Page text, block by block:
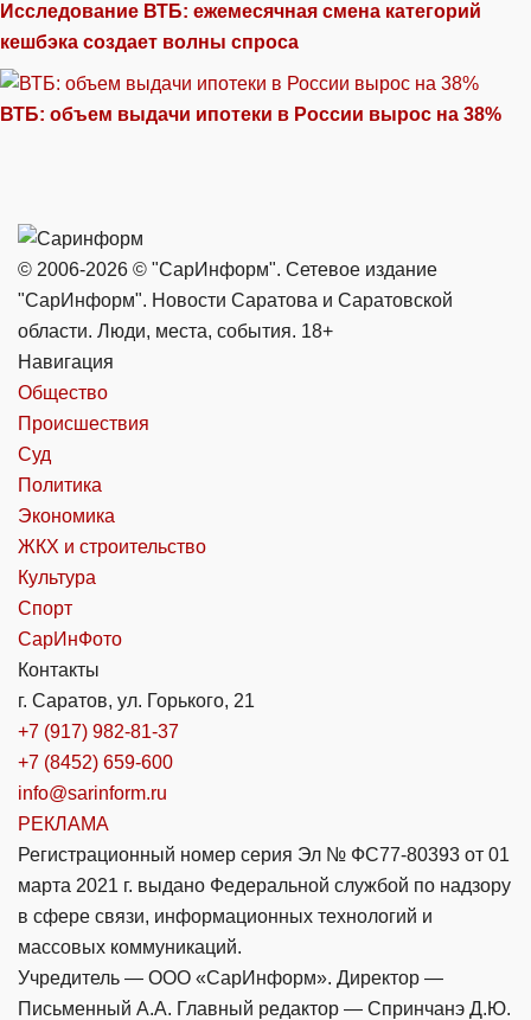
Исследование ВТБ: ежемесячная смена категорий
кешбэка создает волны спроса
ВТБ: объем выдачи ипотеки в России вырос на 38%
© 2006-2026 © "СарИнформ". Сетевое издание
"СарИнформ". Новости Саратова и Саратовской
области. Люди, места, события. 18+
Навигация
Общество
Происшествия
Суд
Политика
Экономика
ЖКХ и строительство
Культура
Спорт
СарИнФото
Контакты
г. Саратов, ул. Горького, 21
+7 (917) 982-81-37
+7 (8452) 659-600
info@sarinform.ru
РЕКЛАМА
Регистрационный номер серия Эл № ФС77-80393 от 01
марта 2021 г. выдано Федеральной службой по надзору
в сфере связи, информационных технологий и
массовых коммуникаций.
Учредитель — ООО «СарИнформ». Директор —
Письменный А.А. Главный редактор — Спринчанэ Д.Ю.